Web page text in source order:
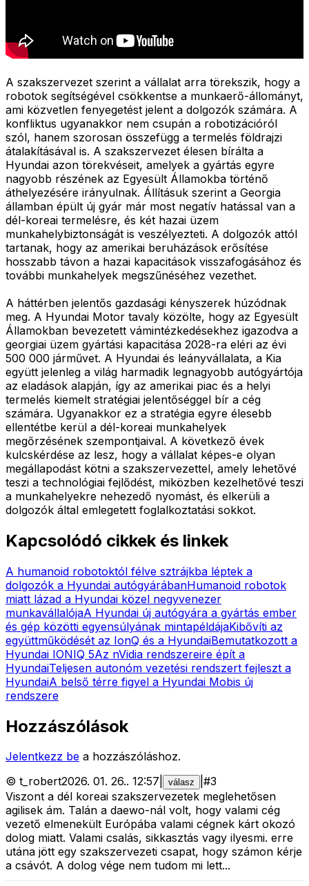
A szakszervezet szerint a vállalat arra törekszik, hogy a
robotok segítségével csökkentse a munkaerő-állományt,
ami közvetlen fenyegetést jelent a dolgozók számára. A
konfliktus ugyanakkor nem csupán a robotizációról
szól, hanem szorosan összefügg a termelés földrajzi
átalakításával is. A szakszervezet élesen bírálta a
Hyundai azon törekvéseit, amelyek a gyártás egyre
nagyobb részének az Egyesült Államokba történő
áthelyezésére irányulnak. Állításuk szerint a Georgia
államban épült új gyár már most negatív hatással van a
dél-koreai termelésre, és két hazai üzem
munkahelybiztonságát is veszélyezteti. A dolgozók attól
tartanak, hogy az amerikai beruházások erősítése
hosszabb távon a hazai kapacitások visszafogásához és
további munkahelyek megszűnéséhez vezethet.
A háttérben jelentős gazdasági kényszerek húzódnak
meg. A Hyundai Motor tavaly közölte, hogy az Egyesült
Államokban bevezetett vámintézkedésekhez igazodva a
georgiai üzem gyártási kapacitása 2028-ra eléri az évi
500 000 járművet. A Hyundai és leányvállalata, a Kia
együtt jelenleg a világ harmadik legnagyobb autógyártója
az eladások alapján, így az amerikai piac és a helyi
termelés kiemelt stratégiai jelentőséggel bír a cég
számára. Ugyanakkor ez a stratégia egyre élesebb
ellentétbe kerül a dél-koreai munkahelyek
megőrzésének szempontjaival. A következő évek
kulcskérdése az lesz, hogy a vállalat képes-e olyan
megállapodást kötni a szakszervezettel, amely lehetővé
teszi a technológiai fejlődést, miközben kezelhetővé teszi
a munkahelyekre nehezedő nyomást, és elkerüli a
dolgozók által emlegetett foglalkoztatási sokkot.
Kapcsolódó cikkek és linkek
A humanoid robotoktól félve sztrájkba léptek a
dolgozók a Hyundai autógyárábanHumanoid robotok
miatt lázad a Hyundai közel negyvenezer
munkavállalójaA Hyundai új autógyára a gyártás ember
és gép közötti egyensúlyának mintapéldájaKibővíti az
együttműködését az IonQ és a HyundaiBemutatkozott a
Hyundai IONIQ 5Az nVidia rendszereire épít a
HyundaiTeljesen autonóm vezetési rendszert fejleszt a
HyundaiA belső térre figyel a Hyundai Mobis új
rendszere
Hozzászólások
Jelentkezz be a hozzászóláshoz.
© t_robert2026. 01. 26.. 12:57 válasz #3
Viszont a dél koreai szakszervezetek meglehetősen
agilisek ám. Talán a daewo-nál volt, hogy valami cég
vezető elmenekült Európába valami cégnek kárt okozó
dolog miatt. Valami csalás, sikkasztás vagy ilyesmi. erre
utána jött egy szakszervezeti csapat, hogy számon kérje
a csávót. A dolog vége nem tudom mi lett...